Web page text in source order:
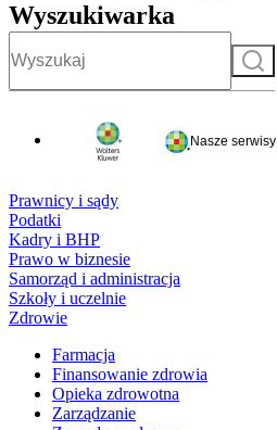
Wyszukiwarka
Szukaj
Nasze serwisy
Prawnicy i sądy
Podatki
Kadry i BHP
Prawo w biznesie
Samorząd i administracja
Szkoły i uczelnie
Zdrowie
Farmacja
Finansowanie zdrowia
Opieka zdrowotna
Zarządzanie